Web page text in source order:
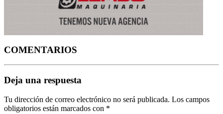
COMENTARIOS
Deja una respuesta
Tu dirección de correo electrónico no será publicada. Los campos
obligatorios están marcados con *